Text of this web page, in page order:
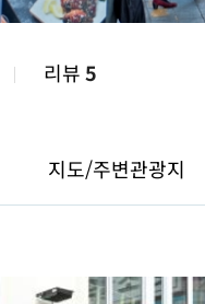
리뷰5
지도/주변관광지